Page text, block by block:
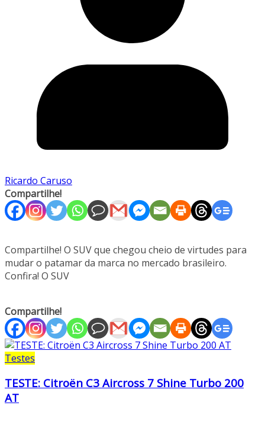
Ricardo Caruso
Compartilhe!
Compartilhe! O SUV que chegou cheio de virtudes para
mudar o patamar da marca no mercado brasileiro.
Confira! O SUV
Compartilhe!
Testes
TESTE: Citroën C3 Aircross 7 Shine Turbo 200
AT